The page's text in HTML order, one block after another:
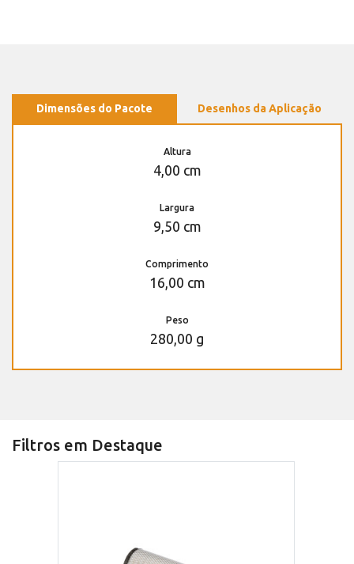
Dimensões do Pacote Desenhos da Aplicação
Altura
4,00 cm
Largura
9,50 cm
Comprimento
16,00 cm
Peso
280,00 g
Filtros em Destaque